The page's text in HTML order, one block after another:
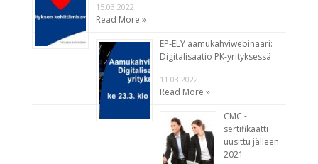
15.03.2022
Read More »
EP-ELY aamukahviwebinaari:
Digitalisaatio PK-yrityksessä
11.03.2022
Read More »
CMC -
sertifikaatti
uusittu jälleen
2021